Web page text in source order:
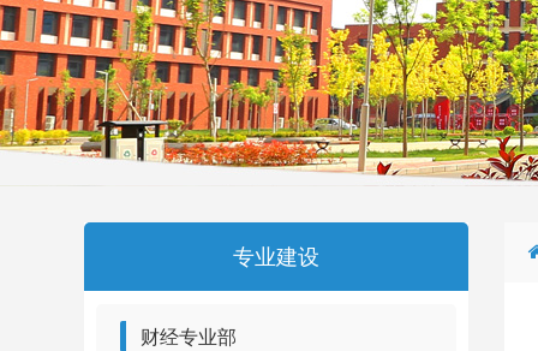
专业建设
财经专业部